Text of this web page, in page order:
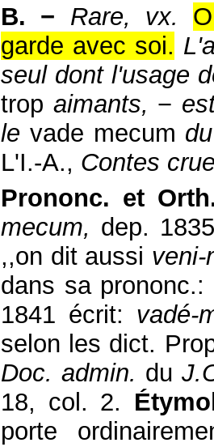
B. − Rare, vx.
garde avec soi.
seul dont l'usage
trop aimants, −
le vade mecum
L'I.-A., Contes
Prononc. et
mecum, dep.
,,on dit aussi veni-
dans sa prononc.:
1841 écrit: vadé-
selon les dict.
Doc. admin. du
18, col. 2.
porte